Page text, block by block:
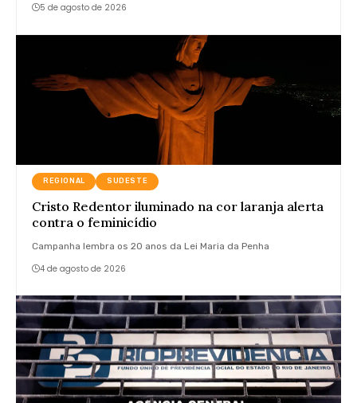
5 de agosto de 2026
REGIONAL SUDESTE
Cristo Redentor iluminado na cor laranja alerta
contra o feminicídio
Campanha lembra os 20 anos da Lei Maria da Penha
4 de agosto de 2026